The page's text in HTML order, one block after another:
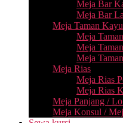
Meja Bar
Meja Bar
Meja Taman Kayu
Meja
Meja
Meja
Meja Rias
Meja Rias
Meja Rias
Meja Panjang /
Meja Konsul /